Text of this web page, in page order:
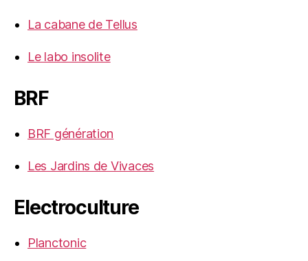
La cabane de Tellus
Le labo insolite
BRF
BRF génération
Les Jardins de Vivaces
Electroculture
Planctonic